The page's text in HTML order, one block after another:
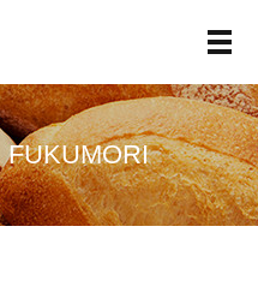
メ
FUKUMORI